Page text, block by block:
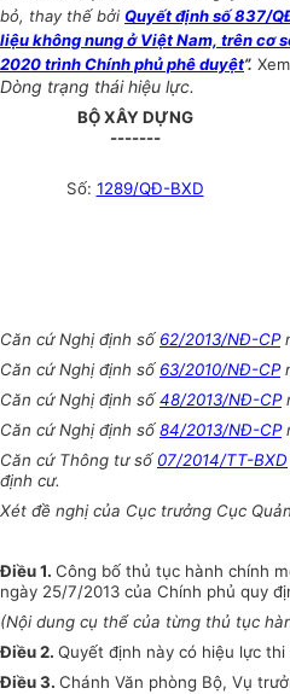
bỏ, thay thế bởi Quyết định số 837/
liệu không nung ở Việt Nam, trên cơ
2020 trình Chính phủ phê duyệt”.
Dòng trạng thái hiệu lực.
BỘ XÂY DỰNG
-------
Số: 1289/QĐ-BXD
Căn cứ Nghị định số 62/2013/NĐ-CP
Căn cứ Nghị định số 63/2010/NĐ-CP
Căn cứ Nghị định số48/2013/NĐ-CP
Căn cứ Nghị định số84/2013/NĐ-CP
Căn cứ Thông tư số 07/2014/TT-BXD
định cư.
Xét đề nghị của Cục trưởng Cục
Điều 1. Công bố thủ tục hành chính
ngày 25/7/2013 của Chính phủ quy
(Nội dung cụ thể của từng thủ tục
Điều 2. Quyết định này có hiệu lực
Điều 3. Chánh Văn phòng Bộ, Vụ